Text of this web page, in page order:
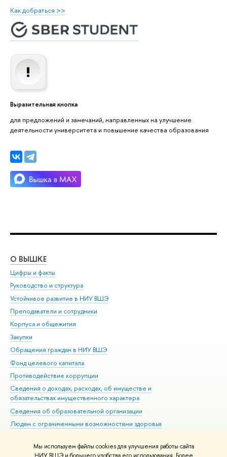
Мы используем файлы cookies для улучшения работы сайта
Как добраться >>
Выразительная кнопка
для предложений и замечаний, направленных на улучшение
деятельности университета и повышение качества образования
О ВЫШКЕ
Цифры и факты
Руководство и структура
Устойчивое развитие в НИУ ВШЭ
Преподаватели и сотрудники
Корпуса и общежития
Закупки
Обращения граждан в НИУ ВШЭ
Фонд целевого капитала
Противодействие коррупции
Сведения о доходах, расходах, об имуществе и
обязательствах имущественного характера
Сведения об образовательной организации
Людям с ограниченными возможностями здоровья
Работа в Вышке